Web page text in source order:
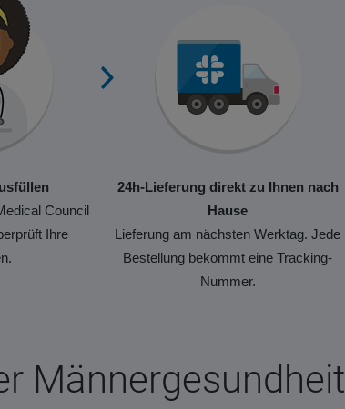
Council
Ihre
24h-Lieferung direkt zu Ihnen nach
Hause
Lieferung am nächsten Werktag. Jede
Bestellung bekommt eine Tracking-
Nummer.
Männergesundheit